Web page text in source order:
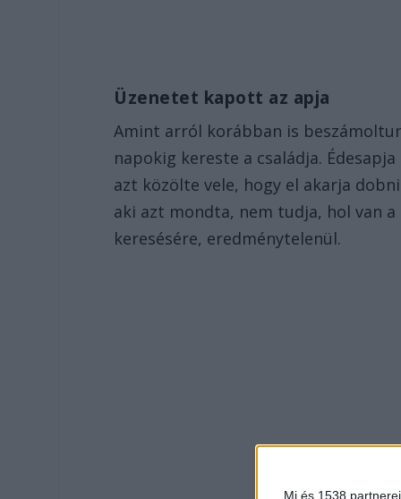
Mi és 1538
Üzenetet kapott az apja
Amint arról korábban is
napokig kereste a családja.
azt közölte vele, hogy el akarja
aki azt mondta, nem tudja, hol van
keresésére, eredménytelenül.